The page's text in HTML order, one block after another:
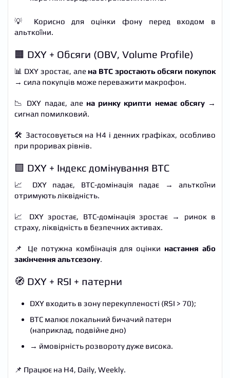
💡 Корисно для оцінки фону перед входом в
альткоїни.
🟧 DXY + Обсяги (OBV, Volume Profile)
📊 DXY зростає, але на BTC зростають обсяги покупок
→ сила покупців може переважити макрофон.
📉 DXY падає, але на ринку крипти немає обсягу→
сигнал помилковий.
🛠️ Застосовується на H4 і денних графіках, особливо
при проривах рівнів.
🟩 DXY + Індекс домінування BTC
📈 DXY падає, BTC-домінація падає → альткоїни
отримують ліквідність.
📈 DXY зростає, BTC-домінація зростає → ринок в
страху, ліквідність в безпечних активах.
📌 Це потужна комбінація для оцінки настання або
закінчення альтсезону.
🧭 DXY + RSI + патерни
DXY входить в зону перекупленості (RSI > 70);
BTC малює локальний бичачий патерн
(наприклад, подвійне дно)
→ ймовірність розвороту дуже висока.
📌 Працює на H4, Daily, Weekly.